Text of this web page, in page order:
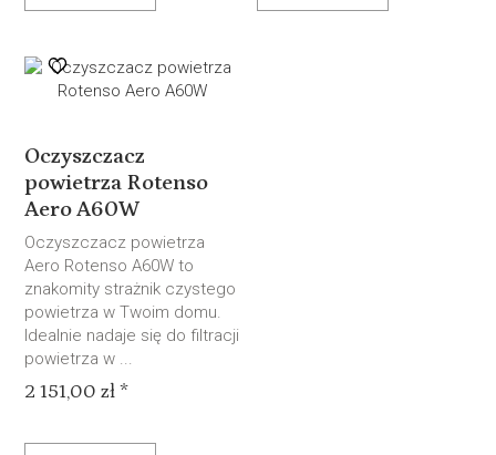
Oczyszczacz
powietrza Rotenso
Aero A60W
Oczyszczacz powietrza
Aero Rotenso A60W to
znakomity strażnik czystego
powietrza w Twoim domu.
Idealnie nadaje się do filtracji
powietrza w ...
2 151,00 zł *